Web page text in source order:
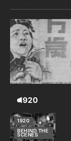
1920
1920
BEHIND THE
SCENES